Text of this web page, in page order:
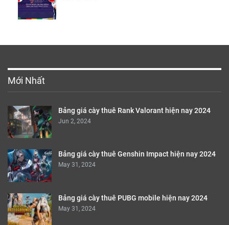
Mới Nhất
Bảng giá cày thuê Rank Valorant hiện nay 2024
Jun 2, 2024
Bảng giá cày thuê Genshin Impact hiện nay 2024
May 31, 2024
Bảng giá cày thuê PUBG mobile hiện nay 2024
May 31, 2024